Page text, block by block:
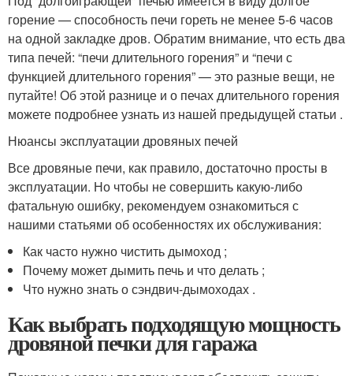
горение — способность печи гореть не менее 5-6 часов
на одной закладке дров. Обратим внимание, что есть два
типа печей: “печи длительного горения” и “печи с
функцией длительного горения” — это разные вещи, не
путайте! Об этой разнице и о печах длительного горения
можете подробнее узнать из нашей предыдущей статьи .
Нюансы эксплуатации дровяных печей
Все дровяные печи, как правило, достаточно просты в
эксплуатации. Но чтобы не совершить какую-либо
фатальную ошибку, рекомендуем ознакомиться с
нашими статьями об особенностях их обслуживания:
Как часто нужно чистить дымоход ;
Почему может дымить печь и что делать ;
Что нужно знать о сэндвич-дымоходах .
Как выбрать подходящую мощность
дровяной печки для гаража